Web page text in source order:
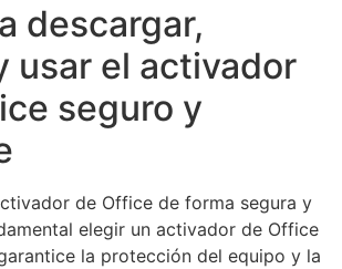
descargar,
usar el activador
seguro y
de Office de forma segura y
elegir un activador de Office
la protección del equipo y la